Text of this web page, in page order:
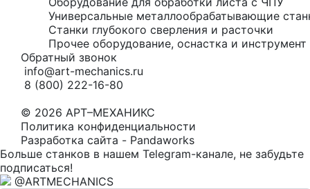
Универсальные металлообрабатывающие
Станки глубокого сверления и расточки
Прочее оборудование, оснастка и
Обратный звонок
info@art-mechanics.ru
8 (800) 222-16-80
© 2026 АРТ–МЕХАНИКС
Политика конфиденциальности
Разработка сайта - Pandaworks
Больше станков в нашем Telegram-канале, не забудьте
подписаться!
@ARTMECHANICS